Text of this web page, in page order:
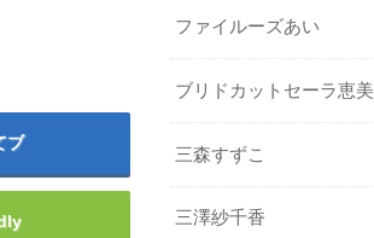
ブ
ファイルーズあい
ブリドカットセーラ恵美
三森すずこ
三澤紗千香